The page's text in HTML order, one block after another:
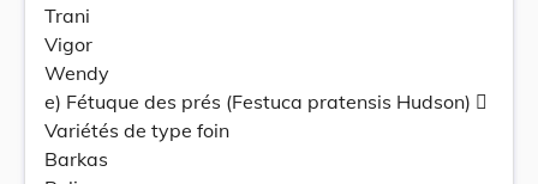
Trani
Vigor
Wendy
e) Fétuque des prés (Festuca pratensis Hudson) 
Variétés de type foin
Barkas